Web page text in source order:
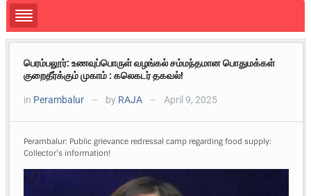
பெரம்பலூர்: உணவுப்பொருள் வழங்கல் சம்மந்தமான பொதுமக்கள்
குறைதீர்க்கும் முகாம் : கலெகடர் தகவல்!
in Perambalur — by RAJA — April 9, 2025
Perambalur: Public grievance redressal camp regarding food supply:
Collector’s information!